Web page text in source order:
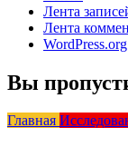
Лента
Лента
WordPress.org
Вы
Главная